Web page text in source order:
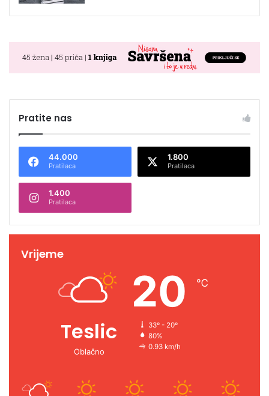
Pratite nas
44.000
Pratilaca
1.800
Pratilaca
1.400
Pratilaca
Vrijeme
Teslic
Oblačno
20 ℃
33º - 20º
80%
0.93 km/h